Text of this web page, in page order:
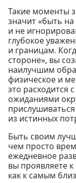
Такие моменты
значит «быть
и не
глубокое
и границам.
стороне», вы
наилучшим
физическое и
это расходится
ожиданиями
прислушиваться
из истинных
Быть своим
чем просто
ежедневное
вы проявляете
как к самым